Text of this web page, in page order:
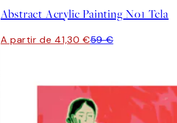
Abstract Acrylic Painting No1 Tela
A partir de 41,30 €59 €